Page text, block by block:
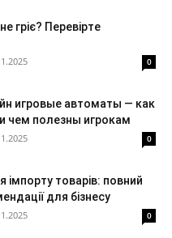
гріє? Перевірте
0
игровые автоматы — как
чем полезны игрокам
0
товарів: повний
для бізнесу
0